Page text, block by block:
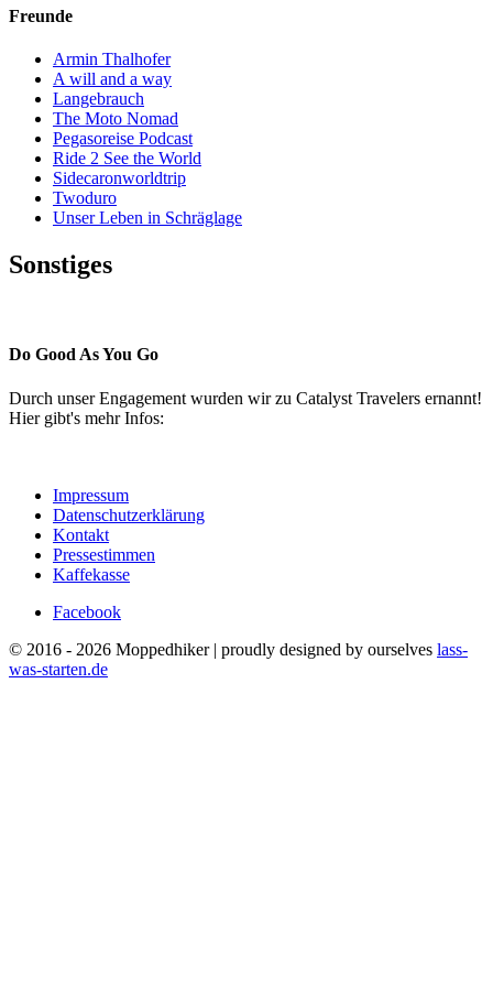
Freunde
Armin Thalhofer
A will and a way
Langebrauch
The Moto Nomad
Pegasoreise Podcast
Ride 2 See the World
Sidecaronworldtrip
Twoduro
Unser Leben in Schräglage
Sonstiges
Do Good As You Go
Durch unser Engagement wurden wir zu Catalyst Travelers ernannt!
Hier gibt's mehr Infos:
Impressum
Datenschutzerklärung
Kontakt
Pressestimmen
Kaffekasse
Facebook
© 2016 - 2026 Moppedhiker | proudly designed by ourselves lass-
was-starten.de